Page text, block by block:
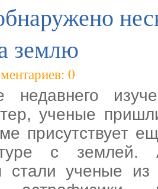
землю
0
недавнего
ученые
присутствует
с землей.
стали ученые